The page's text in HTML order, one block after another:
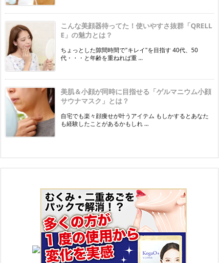
こんな美顔器待ってた！使いやすさ抜群「QRELL
E」の魅力とは？
ちょっとした隙間時間で"キレイ"を目指す 40代、50
代・・・と年齢を重ねれば重 ...
美肌＆小顔が同時に目指せる「ゲルマニウム小顔
サウナマスク」とは？
自宅でも楽々顔痩せが叶うアイテム もしかするとあなた
も経験したことがあるかもしれ ...